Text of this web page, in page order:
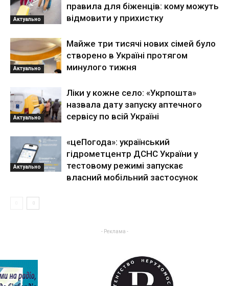
Актуально
правила для біженців: кому можуть
відмовити у прихистку
Актуально
Майже три тисячі нових сімей було
створено в Україні протягом
минулого тижня
Актуально
Ліки у кожне село: «Укрпошта»
назвала дату запуску аптечного
сервісу по всій Україні
Актуально
«цеПогода»: український
гідрометцентр ДСНС України у
тестовому режимі запускає
власний мобільний застосунок
- Реклама -